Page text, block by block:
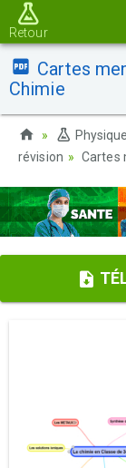
Retour
Cartes
Chimie
révision
Cartes